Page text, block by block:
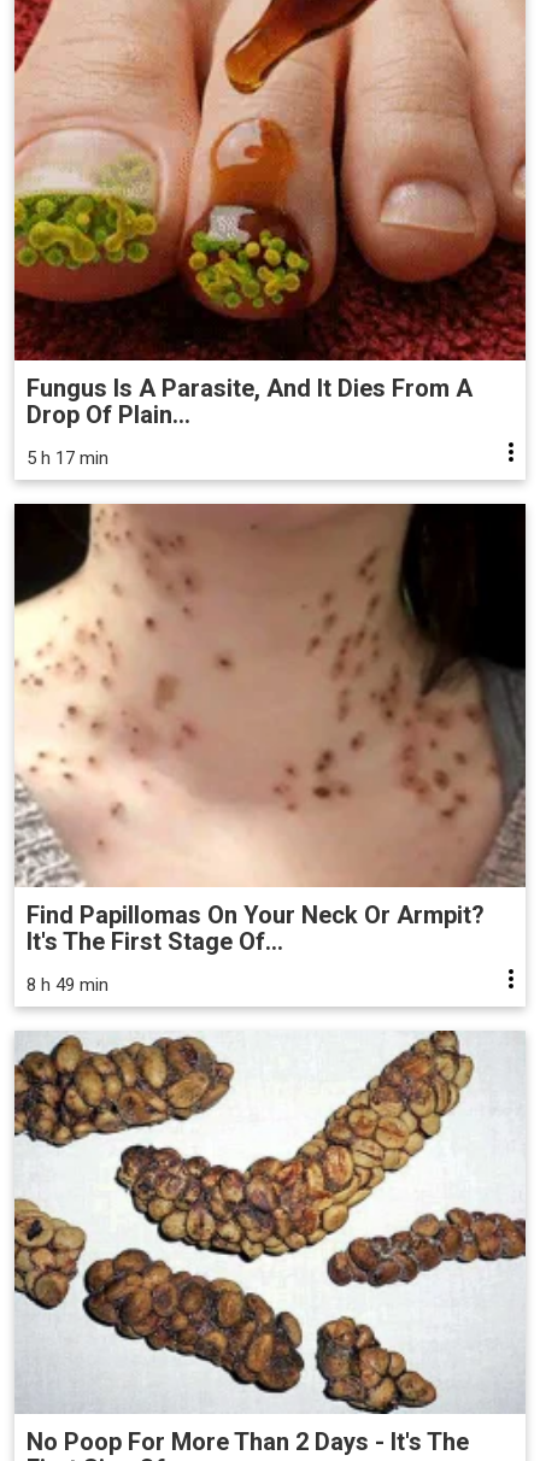
Fungus Is A Parasite, And It Dies From A
Drop Of Plain...
5 h 17 min
Find Papillomas On Your Neck Or Armpit?
It's The First Stage Of...
8 h 49 min
No Poop For More Than 2 Days - It's The